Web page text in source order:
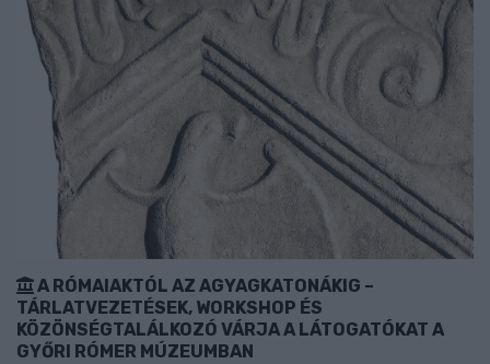
A RÓMAIAKTÓL AZ AGYAGKATONÁKIG –
TÁRLATVEZETÉSEK, WORKSHOP ÉS
KÖZÖNSÉGTALÁLKOZÓ VÁRJA A LÁTOGATÓKAT A
GYŐRI RÓMER MÚZEUMBAN